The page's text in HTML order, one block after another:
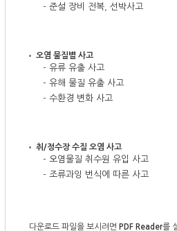
- 준설 장비 전복, 선박사고
오염 물질별 사고
- 유류 유출 사고
- 유해 물질 유출 사고
- 수환경 변화 사고
취/정수장 수질 오염 사고
- 오염물질 취수원 유입 사고
- 조류과잉 번식에 따른 사고
다운로드 파일을 보시려면 PDF Reader를